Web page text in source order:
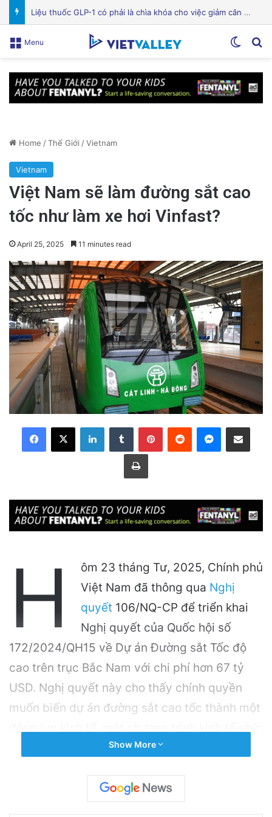
Bệnh viện Silicon Valley: Một trong những cơ sở y tế hàng đầu tại Mỹ
Menu
Home /Thế Giới /Vietnam
Vietnam
Việt Nam sẽ làm đường sắt cao
tốc như làm xe hơi Vinfast?
April 25, 2025 11 minutes read
LinkedInTumblr PinterestReddit Messenger
Share via Email
Print
H
ôm 23 tháng Tư, 2025, Chính phủ
Việt Nam đã thông qua Nghị
quyết 106/NQ-CP để triển khai
Nghị quyết của Quốc hội số
172/2024/QH15 về Dự án Đường sắt Tốc độ
cao trên trục Bắc Nam với chi phí hơn 67 tỷ
USD. Nghị quyết này cho thấy chính quyền
muốn biến dự án đường sắt cao tốc thành một
không chỉ là một dự án giao thông.
Related Articles
Show More